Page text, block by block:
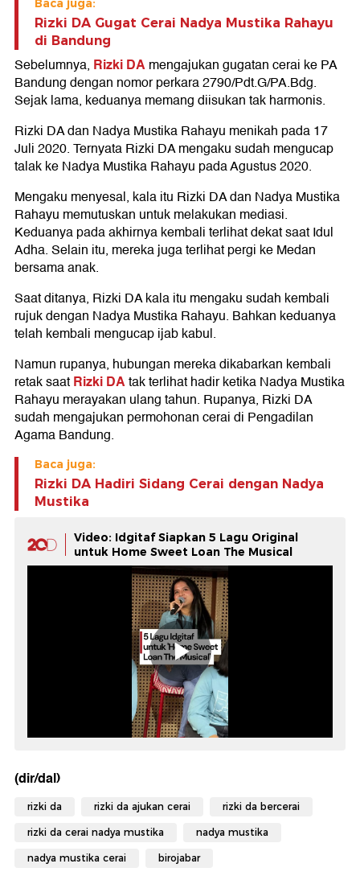
Baca juga:
Rizki DA Gugat Cerai Nadya Mustika Rahayu
di Bandung
Sebelumnya, Rizki DAmengajukan gugatan cerai ke PA
Bandung dengan nomor perkara 2790/Pdt.G/PA.Bdg.
Sejak lama, keduanya memang diisukan tak harmonis.
Rizki DA dan Nadya Mustika Rahayu menikah pada 17
Juli 2020. Ternyata Rizki DA mengaku sudah mengucap
talak ke Nadya Mustika Rahayu pada Agustus 2020.
Mengaku menyesal, kala itu Rizki DA dan Nadya Mustika
Rahayu memutuskan untuk melakukan mediasi.
Keduanya pada akhirnya kembali terlihat dekat saat Idul
Adha. Selain itu, mereka juga terlihat pergi ke Medan
bersama anak.
Saat ditanya, Rizki DA kala itu mengaku sudah kembali
rujuk dengan Nadya Mustika Rahayu. Bahkan keduanya
telah kembali mengucap ijab kabul.
Namun rupanya, hubungan mereka dikabarkan kembali
retak saatRizki DAtak terlihat hadir ketika Nadya Mustika
Rahayu merayakan ulang tahun. Rupanya, Rizki DA
sudah mengajukan permohonan cerai di Pengadilan
Agama Bandung.
Baca juga:
Rizki DA Hadiri Sidang Cerai dengan Nadya
Mustika
Video: Idgitaf Siapkan 5 Lagu Original
untuk Home Sweet Loan The Musical
(dir/dal)
rizki da rizki da ajukan cerai rizki da bercerai
rizki da cerai nadya mustika nadya mustika
nadya mustika cerai birojabar